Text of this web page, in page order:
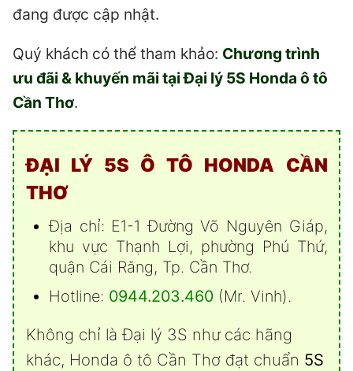
đang được cập nhật.
Quý khách có thể tham khảo: Chương trình
ưu đãi & khuyến mãi tại Đại lý 5S Honda ô tô
Cần Thơ.
ĐẠI LÝ 5S Ô TÔ HONDA CẦN
THƠ
Địa chỉ: E1-1 Đường Võ Nguyên Giáp,
khu vực Thạnh Lợi, phường Phú Thứ,
quận Cái Răng, Tp. Cần Thơ.
Hotline: 0944.203.460 (Mr. Vinh).
Không chỉ là Đại lý 3S như các hãng
khác, Honda ô tô Cần Thơ đạt chuẩn 5S